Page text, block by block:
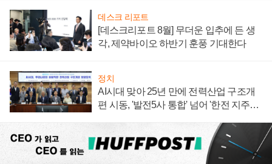
데스크 리포트
[데스크리포트 8월] 무더운 입추에 든 생
각, 제약바이오 하반기 훈풍 기대한다
정치
AI시대 맞아 25년 만에 전력산업 구조개
편 시동, '발전5사 통합' 넘어 '한전 지주사'